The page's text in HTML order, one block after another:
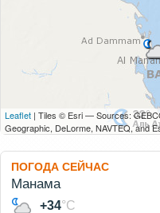
Leaflet | Tiles © Esri — Sources:
Geographic, DeLorme, NAVTEQ, and
ПОГОДА СЕЙЧАС
Манама
+34°C